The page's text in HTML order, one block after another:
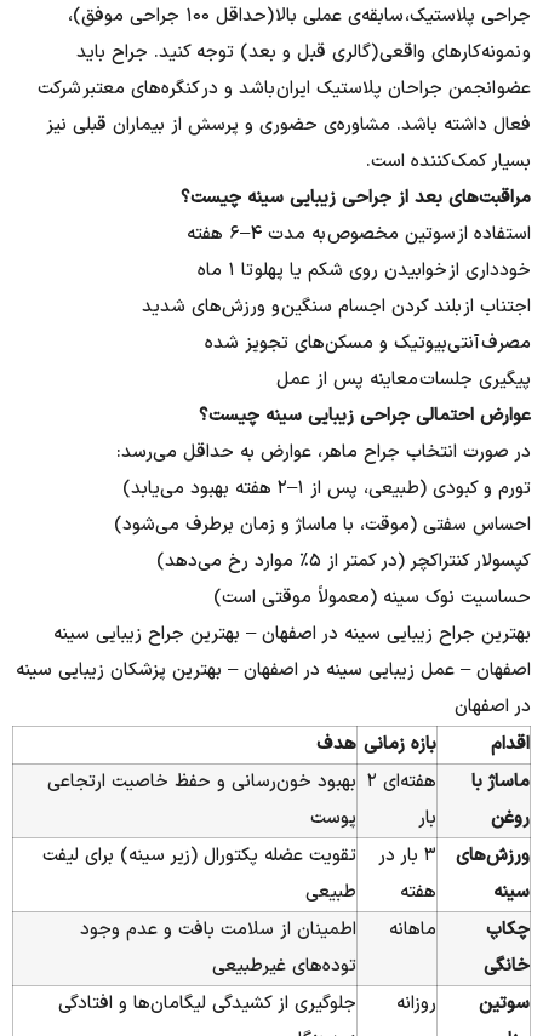
جراحی پلاستیک، سابقه‌ی عملی بالا (حداقل ۱۰۰ جراحی موفق)،
و نمونه‌کارهای واقعی (گالری قبل و بعد) توجه کنید. جراح باید
عضو انجمن جراحان پلاستیک ایران باشد و در کنگره‌های معتبر شرکت
فعال داشته باشد. مشاوره‌ی حضوری و پرسش از بیماران قبلی نیز
بسیار کمک‌کننده است.
مراقبت‌های بعد از جراحی زیبایی سینه چیست؟
استفاده از سوتین مخصوص به مدت ۴–۶ هفته
خودداری از خوابیدن روی شکم یا پهلو تا ۱ ماه
اجتناب از بلند کردن اجسام سنگین و ورزش‌های شدید
مصرف آنتی‌بیوتیک و مسکن‌های تجویز شده
پیگیری جلسات معاینه پس از عمل
عوارض احتمالی جراحی زیبایی سینه چیست؟
در صورت انتخاب جراح ماهر، عوارض به حداقل می‌رسد:
تورم و کبودی (طبیعی، پس از ۱–۲ هفته بهبود می‌یابد)
احساس سفتی (موقت، با ماساژ و زمان برطرف می‌شود)
کپسولار کنتراکچر (در کمتر از ۵٪ موارد رخ می‌دهد)
حساسیت نوک سینه (معمولاً موقتی است)
بهترین جراح زیبایی سینه در اصفهان – بهترین جراح زیبایی سینه
اصفهان – عمل زیبایی سینه در اصفهان – بهترین پزشکان زیبایی سینه
در اصفهان
اقدام
بازه زمانی هدف
ماساژ با
روغن
هفته‌ای ۲
بار
بهبود خون‌رسانی و حفظ خاصیت ارتجاعی
پوست
ورزش‌های
سینه
۳ بار در
هفته
تقویت عضله پکتورال (زیر سینه) برای لیفت
طبیعی
چکاپ
خانگی
ماهانه
اطمینان از سلامت بافت و عدم وجود
توده‌های غیرطبیعی
سوتین
روزانه
جلوگیری از کشیدگی لیگامان‌ها و افتادگی